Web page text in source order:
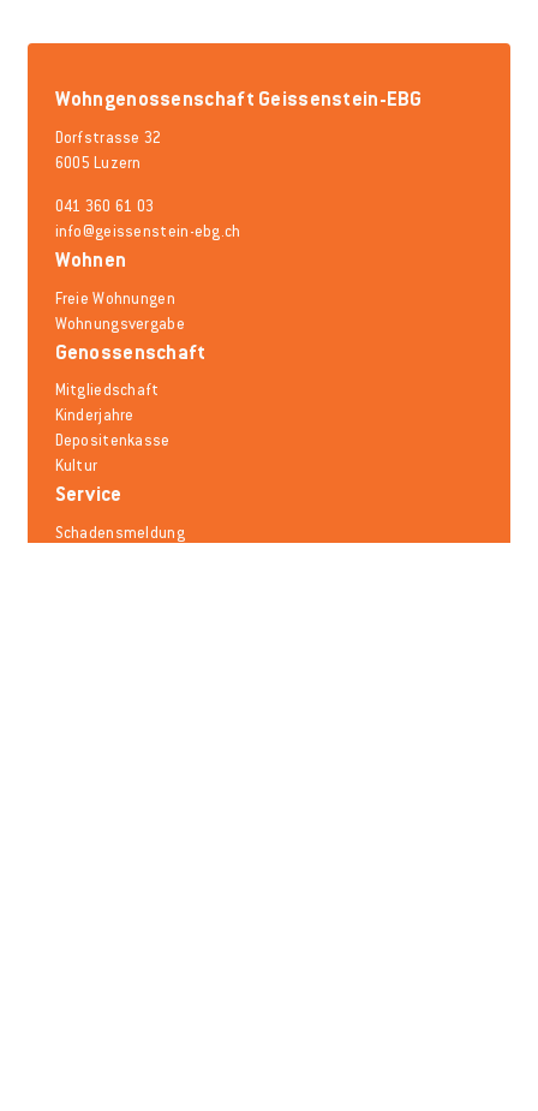
Wohngenossenschaft Geissenstein-EBG
Dorfstrasse 32
6005 Luzern
041 360 61 03
info@geissenstein-ebg.ch
Wohnen
Freie Wohnungen
Wohnungsvergabe
Genossenschaft
Mitgliedschaft
Kinderjahre
Depositenkasse
Kultur
Service
Schadensmeldung